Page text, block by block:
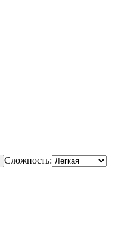
Сложность: